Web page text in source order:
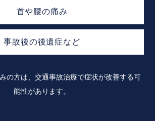
首や腰の痛み
事故後の後遺症など
の方は、交通事故治療で症状が改善する可
能性があります。